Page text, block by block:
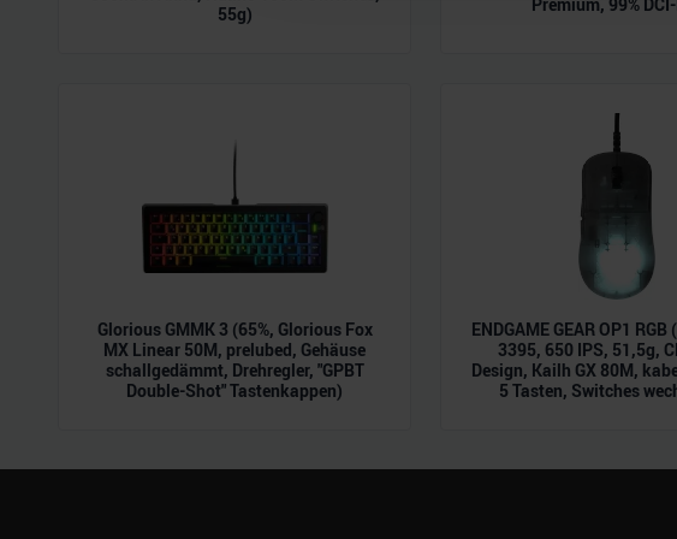
55g)
Glorious GMMK 3 (65%, Glorious Fox
MX Linear 50M, prelubed, Gehäuse
schallgedämmt, Drehregler, "GPBT
Double-Shot" Tastenkappen)
ENDGAME GEAR OP1
3395, 650 IPS, 51,5g,
Design, Kailh GX 80M,
5 Tasten, Switches